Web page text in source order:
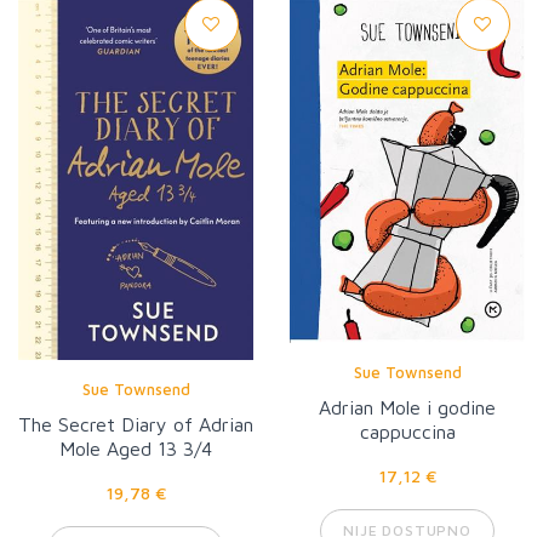
Sue Townsend
The Secret Diary of Adrian
Mole Aged 13 3/4
19,78 €
Sue Townsend
Adrian Mole i godine
cappuccina
17,12 €
NIJE DOSTUPNO